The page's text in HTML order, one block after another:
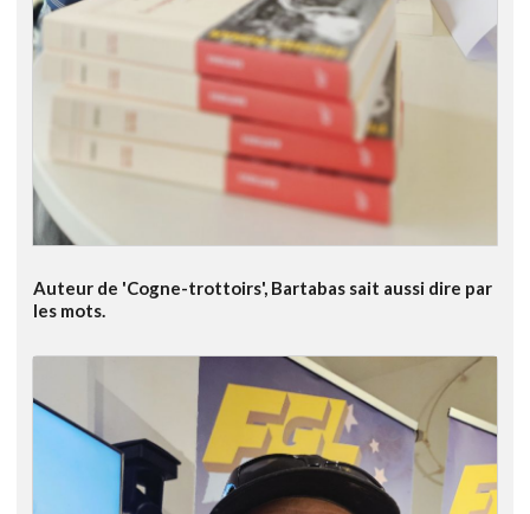
Auteur de 'Cogne-trottoirs', Bartabas sait aussi dire par
les mots.